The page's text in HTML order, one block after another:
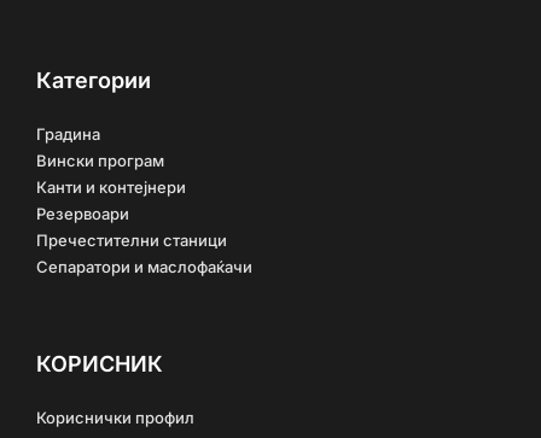
Категории
Градина
Вински програм
Канти и контејнери
Резервоари
Пречестителни станици
Сепаратори и маслофаќачи
КОРИСНИК
Кориснички профил